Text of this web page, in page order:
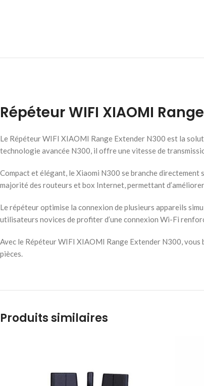
Répéteur WIFI XIAOMI
Le Répéteur WIFI XIAOMI Range Extender N300 est la
technologie avancée N300, il offre une vitesse de
Compact et élégant, le Xiaomi N300 se branche
majorité des routeurs et box Internet, permettant
Le répéteur optimise la connexion de plusieurs appareils
utilisateurs novices de profiter d’une connexion Wi-Fi
Avec le Répéteur WIFI XIAOMI Range Extender N300,
pièces.
Produits similaires